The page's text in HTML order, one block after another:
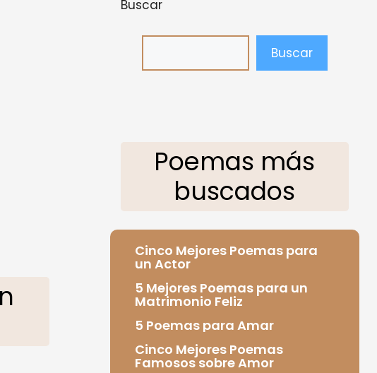
Buscar
Buscar
Poemas más
buscados
Cinco Mejores Poemas para
un Actor
5 Mejores Poemas para un
Matrimonio Feliz
5 Poemas para Amar
Cinco Mejores Poemas
Famosos sobre Amor